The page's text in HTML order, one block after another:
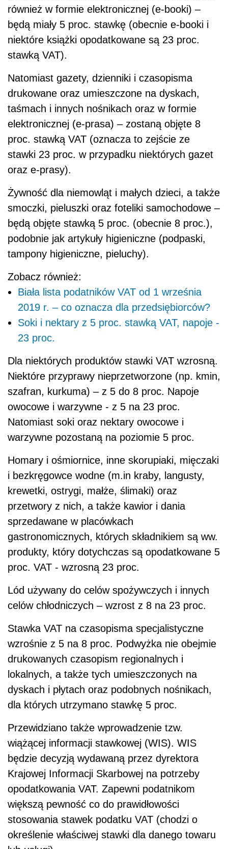
również w formie elektronicznej (e-booki) –
będą miały 5 proc. stawkę (obecnie e-booki i
niektóre książki opodatkowane są 23 proc.
stawką VAT).
Natomiast gazety, dzienniki i czasopisma
drukowane oraz umieszczone na dyskach,
taśmach i innych nośnikach oraz w formie
elektronicznej (e-prasa) – zostaną objęte 8
proc. stawką VAT (oznacza to zejście ze
stawki 23 proc. w przypadku niektórych gazet
oraz e-prasy).
Żywność dla niemowląt i małych dzieci, a także
smoczki, pieluszki oraz foteliki samochodowe –
będą objęte stawką 5 proc. (obecnie 8 proc.),
podobnie jak artykuły higieniczne (podpaski,
tampony higieniczne, pieluchy).
Zobacz również:
Biała lista podatników VAT od 1 września
2019 r. – co oznacza dla przedsiębiorców?
Soki i nektary z 5 proc. stawką VAT, napoje -
23 proc.
Dla niektórych produktów stawki VAT wzrosną.
Niektóre przyprawy nieprzetworzone (np. kmin,
szafran, kurkuma) – z 5 do 8 proc. Napoje
owocowe i warzywne - z 5 na 23 proc.
Natomiast soki oraz nektary owocowe i
warzywne pozostaną na poziomie 5 proc.
Homary i ośmiornice, inne skorupiaki, mięczaki
i bezkręgowce wodne (m.in kraby, langusty,
krewetki, ostrygi, małże, ślimaki) oraz
przetwory z nich, a także kawior i dania
sprzedawane w placówkach
gastronomicznych, których składnikiem są ww.
produkty, który dotychczas są opodatkowane 5
proc. VAT - wzrosną 23 proc.
Lód używany do celów spożywczych i innych
celów chłodniczych – wzrost z 8 na 23 proc.
Stawka VAT na czasopisma specjalistyczne
wzrośnie z 5 na 8 proc. Podwyżka nie obejmie
drukowanych czasopism regionalnych i
lokalnych, a także tych umieszczonych na
dyskach i płytach oraz podobnych nośnikach,
dla których utrzymano stawkę 5 proc.
Przewidziano także wprowadzenie tzw.
wiążącej informacji stawkowej (WIS). WIS
będzie decyzją wydawaną przez dyrektora
Krajowej Informacji Skarbowej na potrzeby
opodatkowania VAT. Zapewni podatnikom
większą pewność co do prawidłowości
stosowania stawek podatku VAT (chodzi o
określenie właściwej stawki dla danego towaru